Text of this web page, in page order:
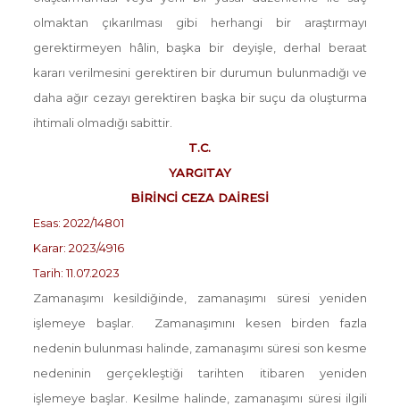
olmaktan çıkarılması gibi herhangi bir araştırmayı
gerektirmeyen hâlin, başka bir deyişle, derhal beraat
kararı verilmesini gerektiren bir durumun bulunmadığı ve
daha ağır cezayı gerektiren başka bir suçu da oluşturma
ihtimali olmadığı sabittir.
T.C.
YARGITAY
BİRİNCİ CEZA DAİRESİ
Esas: 2022/14801
Karar: 2023/4916
Tarih: 11.07.2023
Zamanaşımı kesildiğinde, zamanaşımı süresi yeniden
işlemeye başlar. Zamanaşımını kesen birden fazla
nedenin bulunması halinde, zamanaşımı süresi son kesme
nedeninin gerçekleştiği tarihten itibaren yeniden
işlemeye başlar. Kesilme halinde, zamanaşımı süresi ilgili